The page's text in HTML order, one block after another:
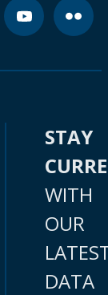
STAY
WITH
OUR
DATA